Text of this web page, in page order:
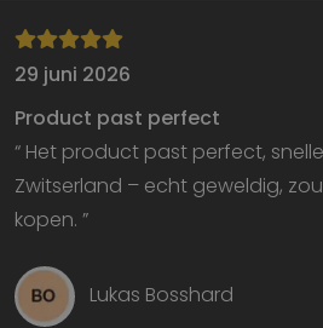
29 juni 2026
Product past perfect
“ Het product past perfect,
Zwitserland – echt geweldig,
kopen. ”
Lukas Bosshard
Strikt noodzakelijk Prestatie
Functioneel
website kan niet goed worden